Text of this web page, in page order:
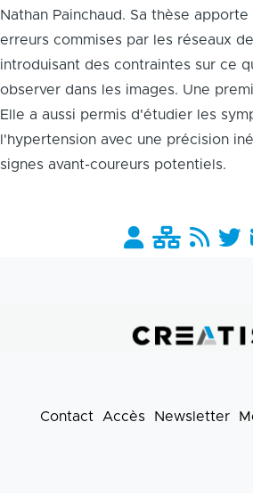
Nathan Painchaud. Sa thèse
erreurs commises par les réseaux
introduisant des contraintes sur ce
observer dans les images. Une
Elle a aussi permis d'étudier les
l'hypertension avec une précision
signes avant-coureurs potentiels.
Barre
Contact Accès Newsletter